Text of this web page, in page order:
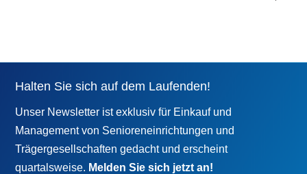
Halten Sie sich auf dem Laufenden!
Unser Newsletter ist exklusiv für Einkauf und
Management von Senioreneinrichtungen und
Trägergesellschaften gedacht und erscheint
quartalsweise. Melden Sie sich jetzt an!